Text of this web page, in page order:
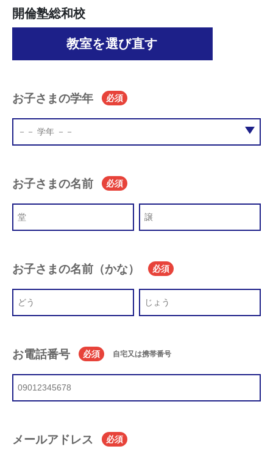
開倫塾総和校
教室を選び直す
お子さまの学年 必須
お子さまの名前 必須
お子さまの名前（かな） 必須
お電話番号 必須 自宅又は携帯番号
メールアドレス 必須